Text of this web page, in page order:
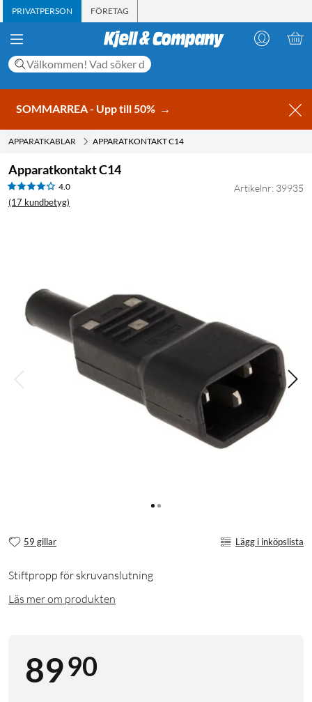
PRIVATPERSON FÖRETAG
SOMMARREA - Upp till 50% →
APPARATKABLAR APPARATKONTAKT C14
Apparatkontakt C14
4.0
(17 kundbetyg)
Artikelnr: 39935
59 gillar Lägg i inköpslista
Stiftpropp för skruvanslutning
Läs mer om produkten
8990